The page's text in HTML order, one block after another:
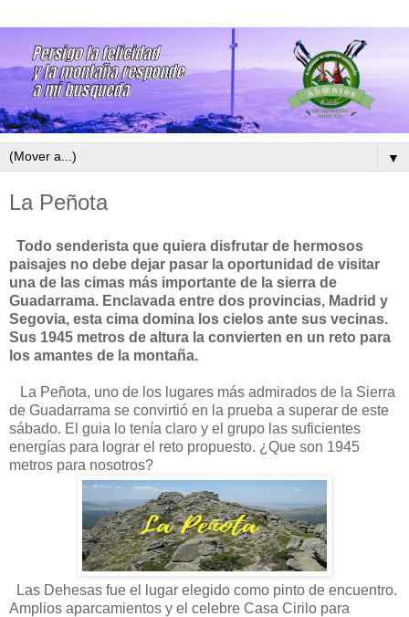
▼
La Peñota
Todo senderista que quiera disfrutar de hermosos
paisajes no debe dejar pasar la oportunidad de visitar
una de las cimas más importante de la sierra de
Guadarrama. Enclavada entre dos provincias, Madrid y
Segovia, esta cima domina los cielos ante sus vecinas.
Sus 1945 metros de altura la convierten en un reto para
los amantes de la montaña.
La Peñota, uno de los lugares más admirados de la Sierra
de Guadarrama se convirtió en la prueba a superar de este
sábado. El guia lo tenía claro y el grupo las suficientes
energías para lograr el reto propuesto. ¿Que son 1945
metros para nosotros?
Las Dehesas fue el lugar elegido como pinto de encuentro.
Amplios aparcamientos y el celebre Casa Cirilo para